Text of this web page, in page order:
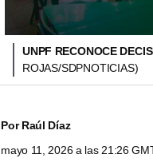
UNPF RECONOCE
ROJAS/SDPNOTICIAS)
PorRaúl Díaz
mayo 11, 2026 a las 21:26